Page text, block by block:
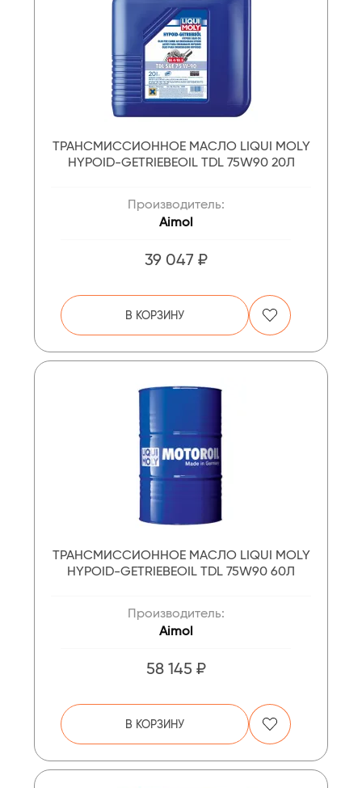
ТРАНСМИССИОННОЕ МАСЛО LIQUI MOLY
HYPOID-GETRIEBEOIL TDL 75W90 20Л
Производитель:
Aimol
39 047 ₽
В КОРЗИНУ
ТРАНСМИССИОННОЕ МАСЛО LIQUI MOLY
HYPOID-GETRIEBEOIL TDL 75W90 60Л
Производитель:
Aimol
58 145 ₽
В КОРЗИНУ